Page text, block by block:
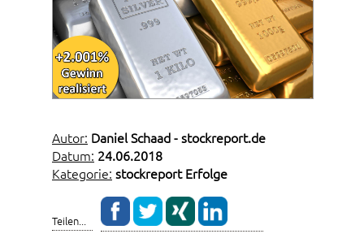
Autor: Daniel Schaad - stockreport.de
Datum: 24.06.2018
Kategorie: stockreport Erfolge
Teilen...